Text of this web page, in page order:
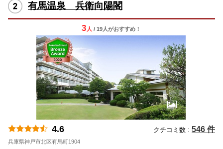
有馬温泉 兵衛向陽閣
3 人 / 19人がおすすめ！
4.6 クチコミ数 : 546 件
兵庫県神戸市北区有馬町1904